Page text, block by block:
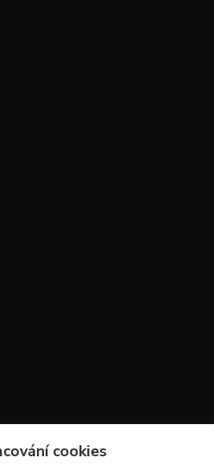
cookies